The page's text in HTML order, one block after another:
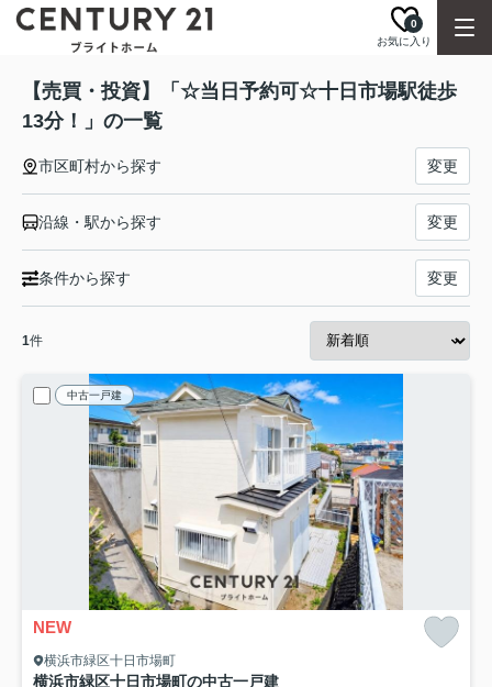
お気に入り
0
【売買・投資】「☆当日予約可☆十日市場駅徒歩
13分！」の一覧
市区町村から探す 変更
沿線・駅から探す 変更
条件から探す 変更
1件
中古一戸建
NEW
横浜市緑区十日市場町
横浜市緑区十日市場町の中古一戸建